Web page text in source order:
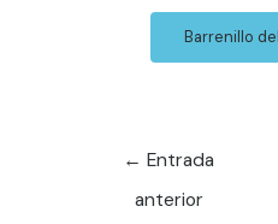
Barrenillo
← Entrada
anterior